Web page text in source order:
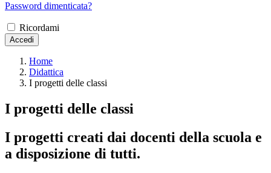
Password dimenticata?
Ricordami
Accedi
Home
Didattica
I progetti delle classi
I progetti delle classi
I progetti creati dai docenti della scuola e
a disposizione di tutti.